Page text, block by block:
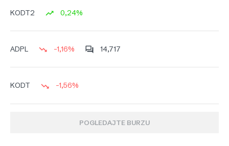
KODT2 0,24%
ADPL -1,16% 14,717
KODT -1,56%
POGLEDAJTE BURZU